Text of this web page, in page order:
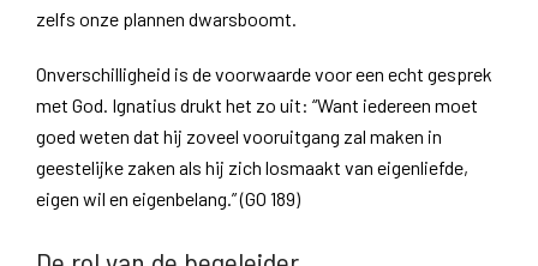
zelfs onze plannen dwarsboomt.
Onverschilligheid is de voorwaarde voor een echt gesprek
met God. Ignatius drukt het zo uit: “Want iedereen moet
goed weten dat hij zoveel vooruitgang zal maken in
geestelijke zaken als hij zich losmaakt van eigenliefde,
eigen wil en eigenbelang.” (GO 189)